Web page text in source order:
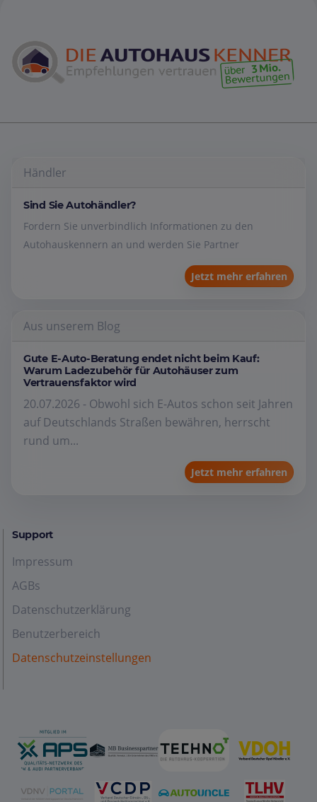
Händler
Sind Sie Autohändler?
Fordern Sie unverbindlich Informationen zu den
Autohauskennern an und werden Sie Partner
Jetzt mehr erfahren
Aus unserem Blog
Gute E-Auto-Beratung endet nicht beim Kauf:
Warum Ladezubehör für Autohäuser zum
Vertrauensfaktor wird
20.07.2026 - Obwohl sich E-Autos schon seit Jahren
auf Deutschlands Straßen bewähren, herrscht
rund um...
Jetzt mehr erfahren
Support
Impressum
AGBs
Datenschutzerklärung
Benutzerbereich
Datenschutzeinstellungen